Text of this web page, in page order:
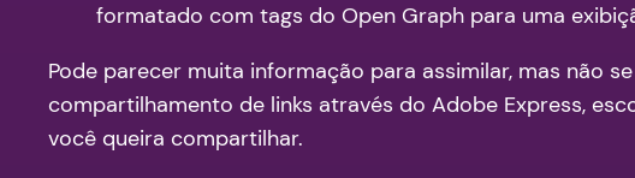
formatado com tags do Open Graph para uma
Pode parecer muita informação para assimilar, mas não
compartilhamento de links através do Adobe Express,
você queira compartilhar.